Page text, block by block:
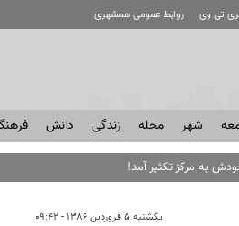
تی وی روابط عمومی همشهری
شهر محله زندگی دانش
به مرکز تکثیر آمد!
یکشنبه ۵ فروردین ۱۳۸۶ - ۰۹:۴۲